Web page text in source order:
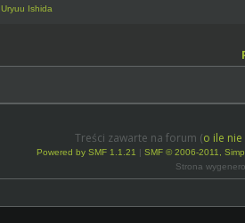
Uryuu Ishida
Treści zawarte na forum (o ile
Powered by SMF 1.1.21 | SMF © 2006-2011,
Strona